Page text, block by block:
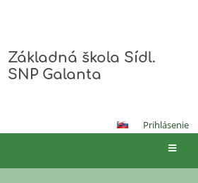
Základná škola Sídl.
SNP Galanta
Prihlásenie